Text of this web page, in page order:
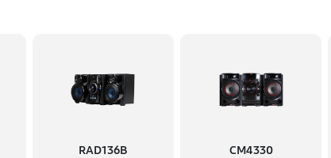
RAD136B CM4330